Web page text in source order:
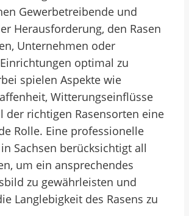
Gewerbetreibende und
Herausforderung, den Rasen
Unternehmen oder
optimal zu
spielen Aspekte wie
Witterungseinflüsse
der richtigen Rasensorten eine
Rolle. Eine professionelle
Sachsen berücksichtigt all
um ein ansprechendes
zu gewährleisten und
Langlebigkeit des Rasens zu